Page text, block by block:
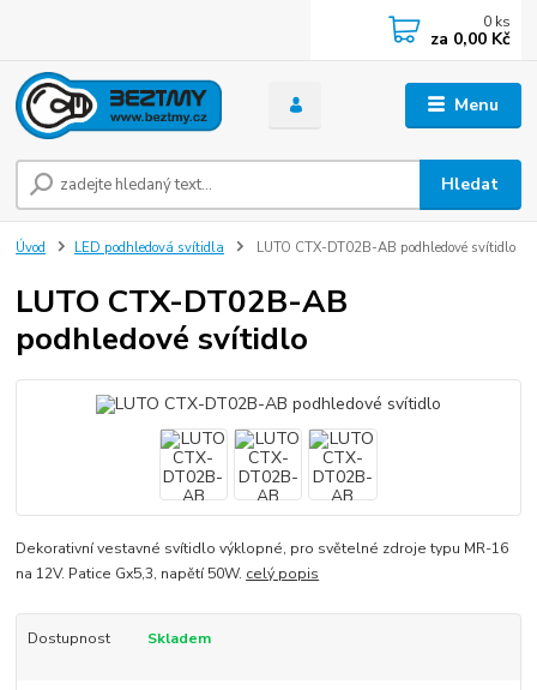
Menu
Hledat
0 ks
za 0,00 Kč
Úvod LED podhledová svítidla LUTO CTX-DT02B-AB podhledové svítidlo
LUTO CTX-DT02B-AB
podhledové svítidlo
Dekorativní vestavné svítidlo výklopné, pro světelné zdroje typu MR-16
na 12V. Patice Gx5,3, napětí 50W. celý popis
Dostupnost Skladem